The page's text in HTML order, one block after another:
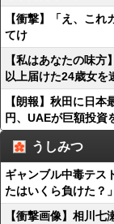
【衝撃】「え、こ
てけ
【私はあなたの味
以上届けた24歳女を
【朗報】秋田に日
円、UAEが巨額投資
うしみつ
ギャンブル中毒テス
たはいくら負けた？
【衝撃画像】相川